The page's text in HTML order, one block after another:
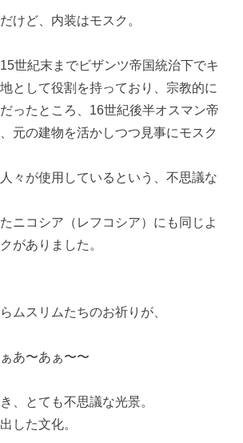
けど、内装はモスク。
世紀末までビザンツ帝国統治下でキ
として役割を持っており、宗教的に
ったところ、16世紀後半オスマン帝
元の建物を活かしつつ見事にモスク
々が使用しているという、不思議な
ニコシア（レフコシア）にも同じよ
がありました。
ムスリムたちのお祈りが、
あ〜あぁ〜〜
、とても不思議な光景。
した文化。